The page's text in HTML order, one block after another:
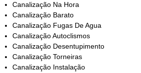
Canalização Na Hora
Canalização Barato
Canalização Fugas De Agua
Canalização Autoclismos
Canalização Desentupimento
Canalização Torneiras
Canalização Instalação